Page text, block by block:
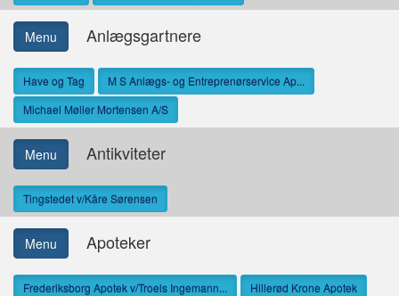
Menu Anlægsgartnere
Have og Tag
M S Anlægs- og Entreprenørservice Ap...
Michael Møller Mortensen A/S
Menu Antikviteter
Tingstedet v/Kåre Sørensen
Menu Apoteker
Frederiksborg Apotek v/Troels Ingemann... Hillerød Krone Apotek